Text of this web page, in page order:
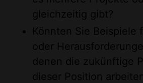
gleichzeitig gibt?
Könnten Sie Beispiele
oder
denen die zukünftige
dieser Position